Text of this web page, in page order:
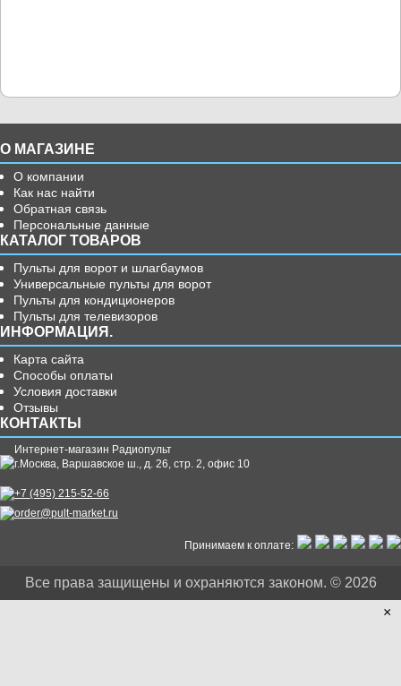
О МАГАЗИНЕ
О компании
Как нас найти
Обратная связь
Персональные данные
КАТАЛОГ ТОВАРОВ
Пульты для ворот и шлагбаумов
Универсальные пульты для ворот
Пульты для кондиционеров
Пульты для телевизоров
ИНФОРМАЦИЯ.
Карта сайта
Способы оплаты
Условия доставки
Отзывы
КОНТАКТЫ
Интернет-магазин Радиопульт
г.Москва, Варшавское ш., д. 26, стр. 2, офис 10
+7 (495) 215-52-66
order@pult-market.ru
Принимаем к оплате:
Все права защищены и охраняются законом. © 2026
×